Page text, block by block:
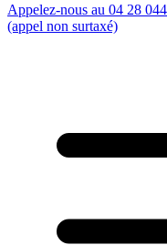
Appelez-nous au 04 28
(appel non surtaxé)